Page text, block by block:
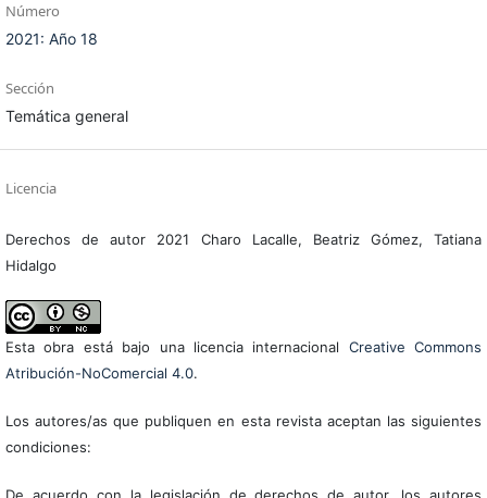
Número
2021: Año 18
Sección
Temática general
Licencia
Derechos de autor 2021 Charo Lacalle, Beatriz Gómez, Tatiana
Hidalgo
Esta obra está bajo una licencia internacional Creative Commons
Atribución-NoComercial 4.0.
Los autores/as que publiquen en esta revista aceptan las siguientes
condiciones: